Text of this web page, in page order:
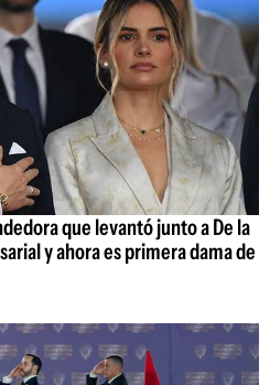
que levantó junto a De la
y ahora es primera dama de